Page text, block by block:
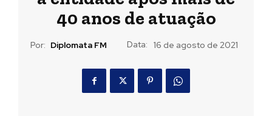
40 anos de atuação
Por: Diplomata FM Data: 16 de agosto de 2021